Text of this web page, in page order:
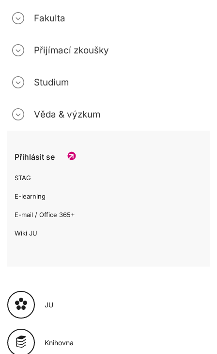
Fakulta
Přijímací zkoušky
Studium
Věda & výzkum
Přihlásit se
STAG
E-learning
E-mail / Office 365+
Wiki JU
JU
Knihovna